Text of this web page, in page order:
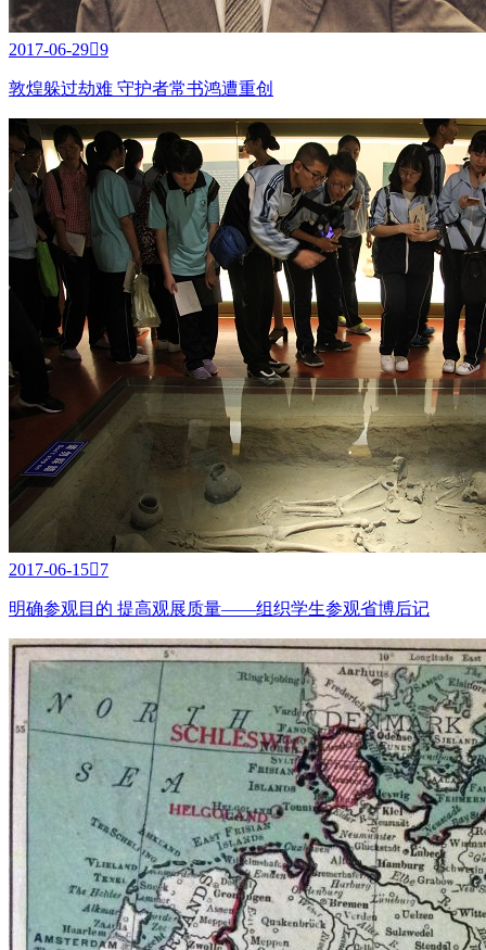
2017-06-299
敦煌躲过劫难 守护者常书鸿遭重创
2017-06-157
明确参观目的 提高观展质量——组织学生参观省博后记